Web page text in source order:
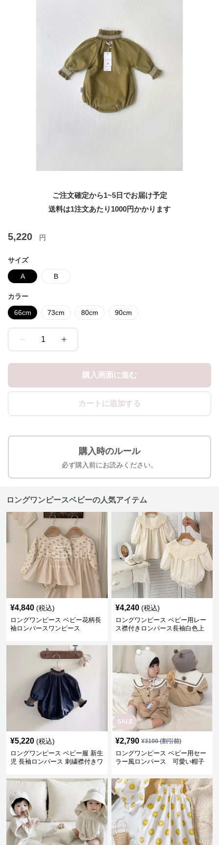
ご注文確定から1~5日でお届け予定
送料は1注文あたり 1000円かかります
5,220 円
サイズ
A B
カラー
66cm 73cm 80cm 90cm
1
購入画面に進む
カートに追加する
購入時のルール
必ず購入前にお読みください。
ロングワンピースベビーの人気アイテム
¥4,840 (税込)
ロングワンピース ベビー花柄長
袖ロンパースワンピース
¥4,240 (税込)
ロングワンピース ベビー用レー
ス襟付きロンパース長袖白色上
¥5,220 (税込)
ロングワンピース ベビー服 新生
児 長袖ロンパース 刺繍襟付きワ
SALE
¥2,790 ¥3100(割引前)
ロングワンピース ベビー用セー
ラー風ロンパース 可愛い帽子